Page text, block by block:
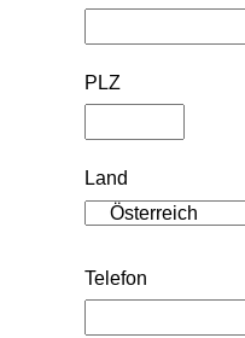
PLZ
Land
Telefon